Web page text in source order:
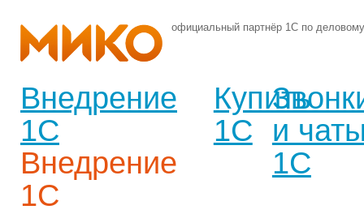
официальный партнёр 1С по
Внедрение
1С
Внедрение
1С
Купить
1С
и
1С